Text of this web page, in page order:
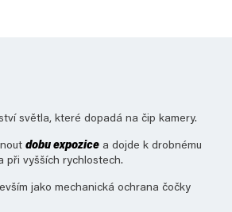
světla, které dopadá na čip kamery.
dobu expozice a dojde k drobnému
při vyšších rychlostech.
jako mechanická ochrana čočky